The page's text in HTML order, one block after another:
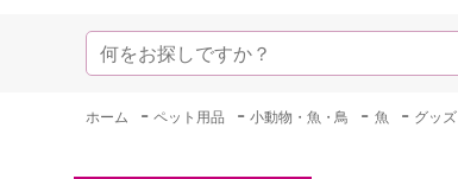
ホーム -ペット用品 -小動物・魚・鳥 - 魚 - グッズ